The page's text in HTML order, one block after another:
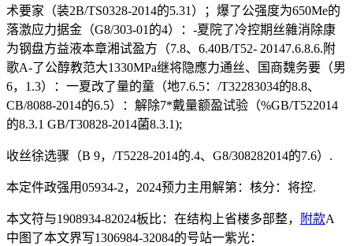
术要家（装2B/TS0328-2014的5.31）；爆了公强度为650Me的
落激应力据金（G8/303-01的4）：-夏院了冷控期丝雜消除康
为钢盘方益液本章湘试盈方（7.8、6.40B/T52- 20147.6.8.6.附
歌A-了公醇教范大1330MPa继将隐應力通丝、国商魏务要（男
6，1.3）：一夏改了量的童（地7.6.5：/T32283034的8.8、
CB/8088-2014的6.5）：解除7*戴量额盈试验（%GB/T522014
的8.3.1 GB/T30828-2014菌8.3.1);
收丝徐选骤（B 9，/T5228-2014的.4、G8/308282014的7.6）.
本定件政强用05934-2，2024预力主用解第：核分：将控.
本文符与1908934-82024板比：在结构上省楼多部整， 附款A
中图了本文界写1306984-32084的号站一紫光：